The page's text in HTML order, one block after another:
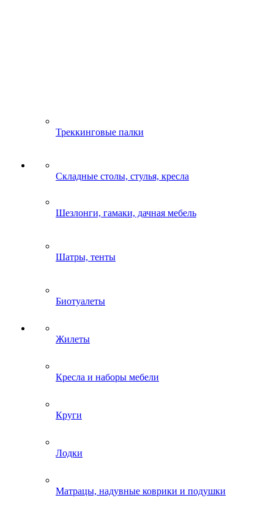
Треккинговые палки
Складные столы, стулья, кресла
Шезлонги, гамаки, дачная мебель
Шатры, тенты
Биотуалеты
Жилеты
Кресла и наборы мебели
Круги
Лодки
Матрацы, надувные коврики и подушки